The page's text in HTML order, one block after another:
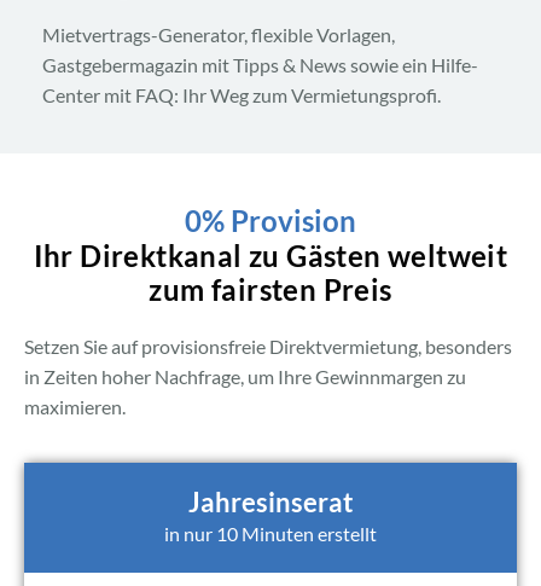
Mietvertrags-Generator, flexible Vorlagen,
Gastgebermagazin mit Tipps & News sowie ein Hilfe-
Center mit FAQ: Ihr Weg zum Vermietungsprofi.
0% Provision
Ihr Direktkanal zu Gästen weltweit
zum fairsten Preis
Setzen Sie auf provisionsfreie Direktvermietung, besonders
in Zeiten hoher Nachfrage, um Ihre Gewinnmargen zu
maximieren.
Jahresinserat
in nur 10 Minuten erstellt